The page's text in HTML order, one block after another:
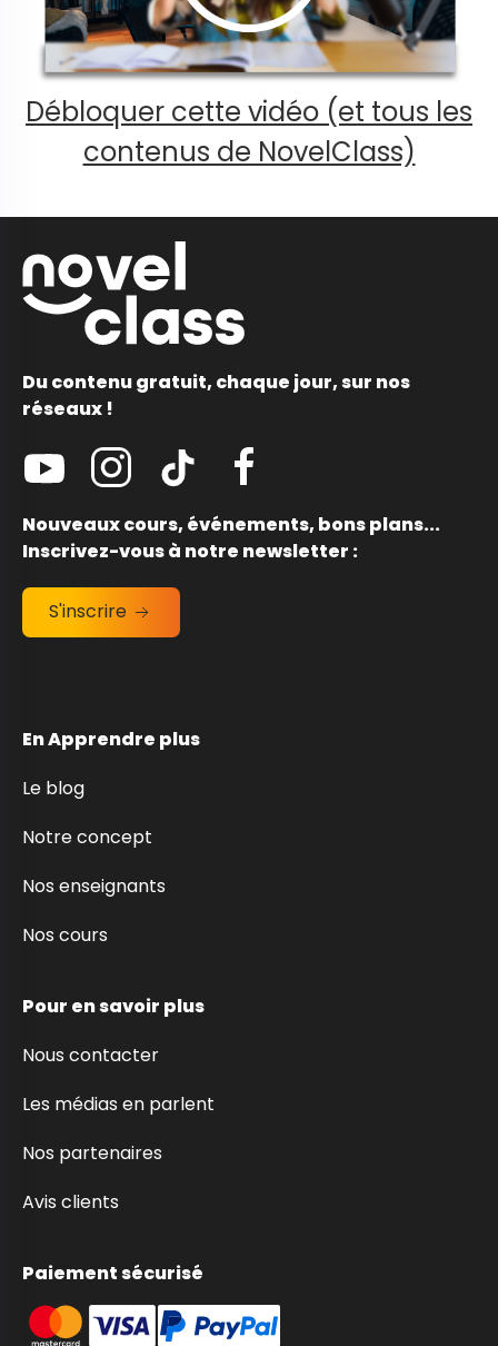
Débloquer cette vidéo (et tous les
contenus de NovelClass)
Du contenu gratuit, chaque jour, sur nos
réseaux !
Nouveaux cours, événements, bons plans...
Inscrivez-vous à notre newsletter :
S'inscrire
En Apprendre plus
Le blog
Notre concept
Nos enseignants
Nos cours
Pour en savoir plus
Nous contacter
Les médias en parlent
Nos partenaires
Avis clients
Paiement sécurisé